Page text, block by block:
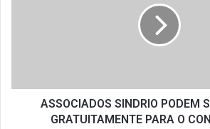
CONECTA
ASSOCIADOS SINDRIO PODEM
GRATUITAMENTE PARA O